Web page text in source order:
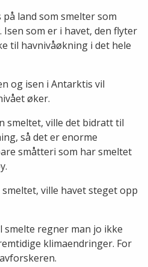
land som smelter som
som er i havet, den flyter
til havnivåøkning i det hele
og isen i Antarktis vil
øker.
smeltet, ville det bidratt til
så det er enorme
småtteri som har smeltet
ville havet steget opp
smelte regner man jo ikke
klimaendringer. For